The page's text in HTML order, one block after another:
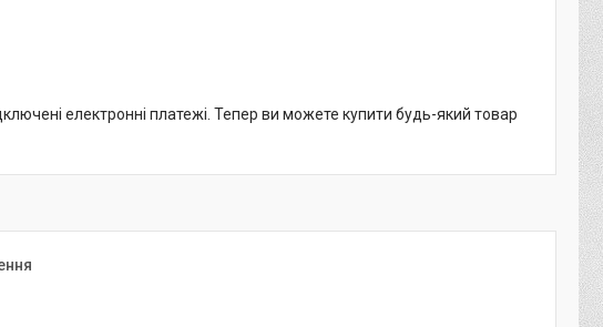
електронні платежі. Тепер ви можете купити будь-який товар